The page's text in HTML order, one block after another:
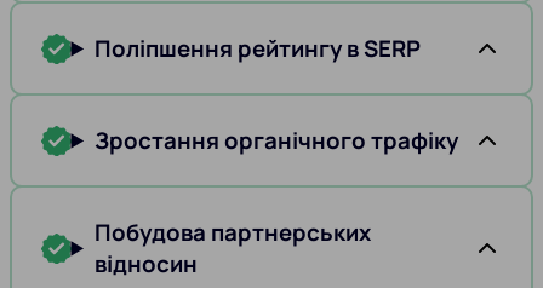
Поліпшення рейтингу в SERP
Зростання органічного трафіку
Побудова партнерських
відносин